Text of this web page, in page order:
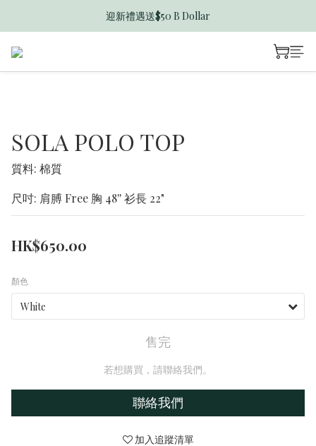
香港訂單滿$600免運費
迎新禮遇送$50 B Dollar
SOLA POLO TOP
質料: 棉質
尺吋: 肩膊 Free 胸 48'' 衫長 22"
HK$650.00
顏色
售完
若想購買，請聯絡我們。
聯絡我們
加入追蹤清單